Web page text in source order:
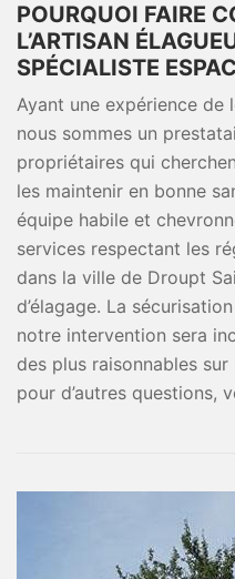
POURQUOI FAIRE
L’ARTISAN
SPÉCIALISTE
Ayant une expérience de
nous sommes un
propriétaires qui
les maintenir en bonne
équipe habile et
services respectant les
dans la ville de Droupt
d’élagage. La
notre intervention sera
des plus raisonnables
pour d’autres questions,